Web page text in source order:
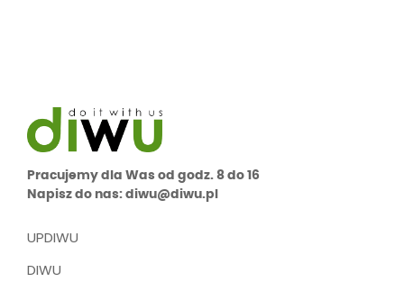
Pracujemy dla Was od godz. 8 do 16
Napisz do nas: diwu@diwu.pl
UPDIWU
DIWU